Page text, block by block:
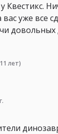
Квестикс.
уже все
лет)